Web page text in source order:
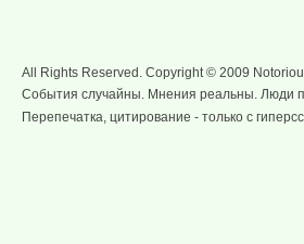
All Rights Reserved. Copyright © 2009
События случайны. Мнения реальны. Люди
Перепечатка, цитирование - только с